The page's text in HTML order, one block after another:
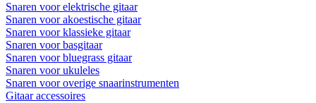
Snaren voor elektrische gitaar
Snaren voor akoestische gitaar
Snaren voor klassieke gitaar
Snaren voor basgitaar
Snaren voor bluegrass gitaar
Snaren voor ukuleles
Snaren voor overige snaarinstrumenten
Gitaar accessoires